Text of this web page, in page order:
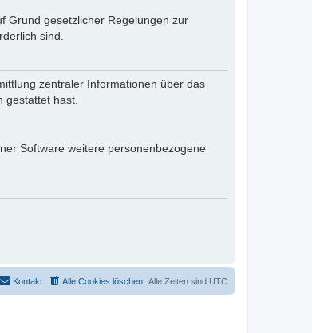
Grund gesetzlicher Regelungen zur
sind.
zentraler Informationen über das
gestattet hast.
Software weitere personenbezogene
Alle Zeiten sind UTC
Alle Cookies löschen
Kontakt